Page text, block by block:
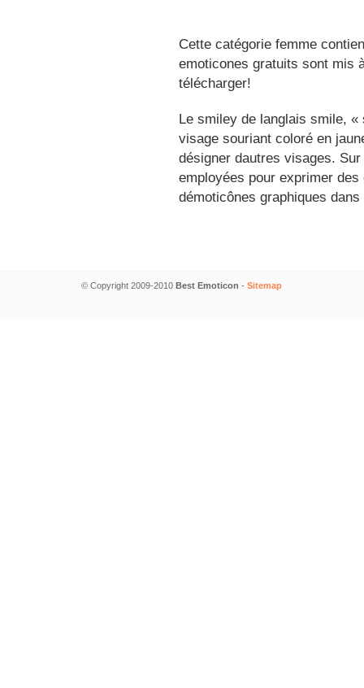
Cette catégorie femme
emoticones gratuits sont mis
télécharger!
Le smiley de langlais smile,
visage souriant coloré en
désigner dautres visages.
employées pour exprimer
démoticônes graphiques
© Copyright 2009-2010 Best Emoticon - Sitemap